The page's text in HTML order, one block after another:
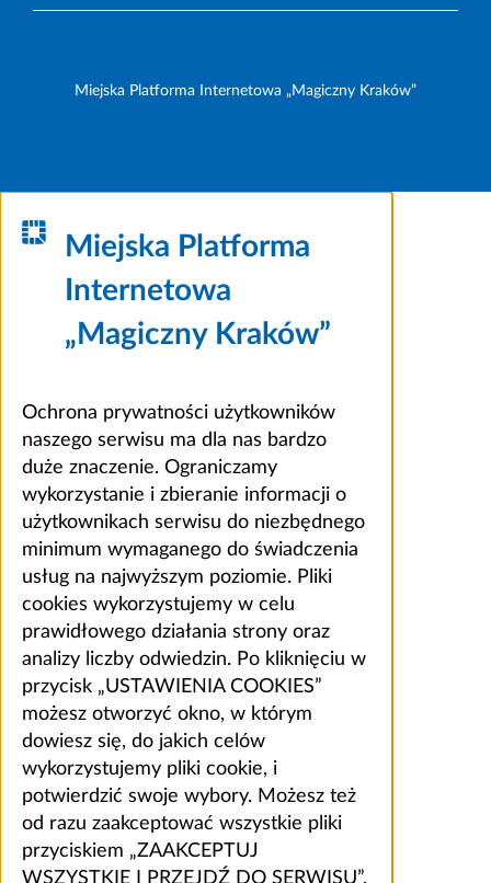
Miejska Platforma Internetowa „Magiczny Kraków”
Miejska Platforma
Internetowa
„Magiczny Kraków”
Ochrona prywatności użytkowników
naszego serwisu ma dla nas bardzo
duże znaczenie. Ograniczamy
wykorzystanie i zbieranie informacji o
użytkownikach serwisu do niezbędnego
minimum wymaganego do świadczenia
usług na najwyższym poziomie. Pliki
cookies wykorzystujemy w celu
prawidłowego działania strony oraz
analizy liczby odwiedzin. Po kliknięciu w
przycisk „USTAWIENIA COOKIES”
możesz otworzyć okno, w którym
dowiesz się, do jakich celów
wykorzystujemy pliki cookie, i
potwierdzić swoje wybory. Możesz też
od razu zaakceptować wszystkie pliki
przyciskiem „ZAAKCEPTUJ
WSZYSTKIE I PRZEJDŹ DO SERWISU”.